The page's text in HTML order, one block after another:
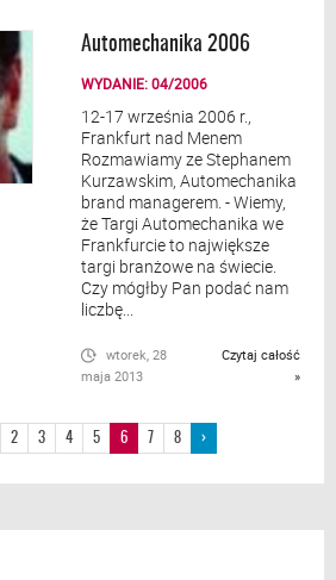
Automechanika 2006
WYDANIE: 04/2006
12-17 września 2006 r.,
Frankfurt nad Menem
Rozmawiamy ze Stephanem
Kurzawskim, Automechanika
brand managerem. - Wiemy,
że Targi Automechanika we
Frankfurcie to największe
targi branżowe na świecie.
Czy mógłby Pan podać nam
liczbę...
wtorek, 28
maja 2013
Czytaj całość
»
2 3 4 5 6 7 8 ›